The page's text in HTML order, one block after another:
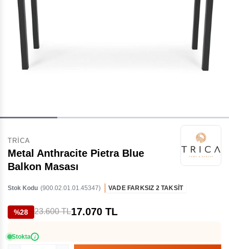
TRICA
Metal Anthracite Pietra Blue
Balkon Masası
Stok Kodu (900.02.01.01.45347) VADE FARKSIZ 2 TAKSİT
%28 23.600 TL17.070 TL
Stokta i